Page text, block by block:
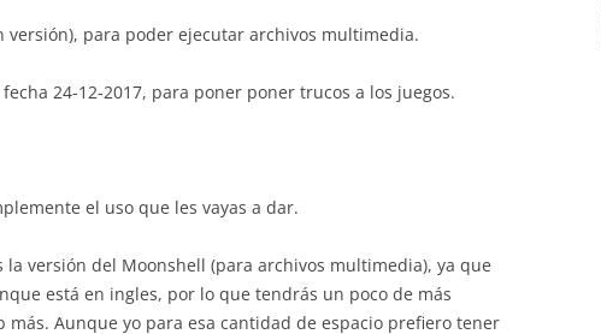
versión), para poder ejecutar archivos multimedia.
24-12-2017, para poner poner trucos a los juegos.
el uso que les vayas a dar.
la versión del Moonshell (para archivos multimedia), ya que
está en ingles, por lo que tendrás un poco de más
más. Aunque yo para esa cantidad de espacio prefiero tener